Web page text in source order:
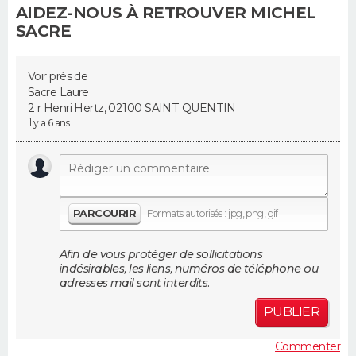
Alimentation
Guide de la santé
Maladies
Médicaments
Sommeil
VOYAGE
PHOTO
GUIDES D'ACHAT
Carte de Noël
Carte Bonne année
Carte Saint-Valentin
Carte d'anniversaire
DICTIONNAIRE
Dictionnaire
Biographies
Expressions
Proverbes
PROGRAMME TV
AIDEZ-NOUS À RETROUVER MICHEL
SACRE
Voir près de
Sacre Laure
2 r Henri Hertz, 02100 SAINT QUENTIN
il y a 6 ans
PARCOURIR Formats autorisés : jpg, png, gif
Afin de vous protéger de sollicitations
indésirables, les liens, numéros de téléphone ou
adresses mail sont interdits.
PUBLIER
Commenter